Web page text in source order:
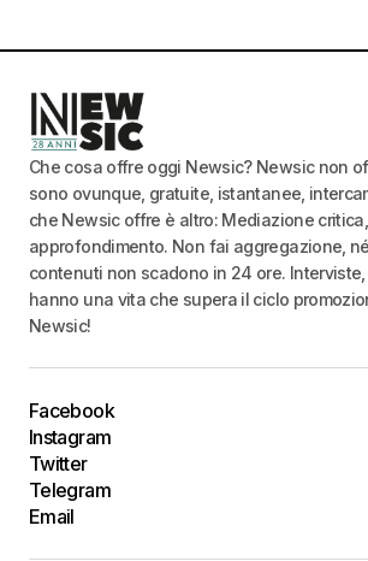
Che cosa offre oggi Newsic? Newsic non
sono ovunque, gratuite, istantanee,
che Newsic offre è altro: Mediazione critica,
approfondimento. Non fai aggregazione,
contenuti non scadono in 24 ore.
hanno una vita che supera il ciclo
Newsic!
Facebook
Instagram
Twitter
Telegram
Email